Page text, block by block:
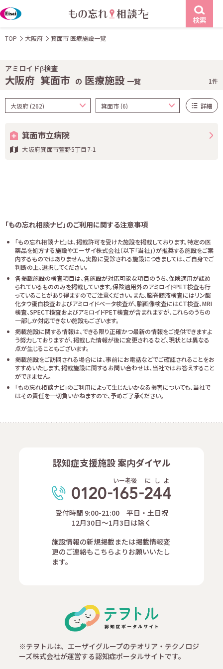
検索
TOP 大阪府 箕面市 医療施設一覧
アミロイドβ検査
大阪府 箕面市 の 医療施設 一覧 1件
詳細
箕面市立病院
大阪府箕面市萱野5丁目7-1
「もの忘れ相談ナビ」のご利用に関する注意事項
「もの忘れ相談ナビ」は、掲載許可を受けた施設を掲載しております。特定の医
薬品を処方する施設やエーザイ株式会社（以下「当社」）が推奨する施設をご案
内するものではありません。実際に受診される施設につきましては、ご自身でご
判断の上、選択してください。
各掲載施設の検査項目は、各施設が対応可能な項目のうち、保険適用が認め
られているもののみを掲載しています。保険適用外のアミロイドPET検査も行
っていることがあり得ますのでご注意ください。また、脳脊髄液検査にはリン酸
化タウ蛋白検査およびアミロイドベータ検査が、脳画像検査にはCT検査、MRI
検査、SPECT検査およびアミロイドPET検査が含まれますが、これらのうちの
一部しか対応できない施設もございます。
掲載施設に関する情報は、できる限り正確かつ最新の情報をご提供できますよ
う努力しておりますが、掲載した情報が後に変更されるなど、現状とは異なる
点が生じることもございます。
掲載施設をご訪問される場合には、事前にお電話などでご確認されることをお
すすめいたします。掲載施設に関するお問い合わせは、当社ではお答えすること
ができません。
「もの忘れ相談ナビ」のご利用によって生じたいかなる損害についても、当社で
はその責任を一切負いかねますので、予めご了承ください。
認知症支援施設 案内ダイヤル
いー老後 に し よ
受付時間 9:00-21:00 平日・土日祝
12月30日～1月3日は除く
施設情報の新規掲載または掲載情報変
更のご連絡もこちらよりお願いいたし
ます。
※テヲトルは、エーザイグループのテオリア・テクノロジ
ーズ株式会社が運営する認知症ポータルサイトです。